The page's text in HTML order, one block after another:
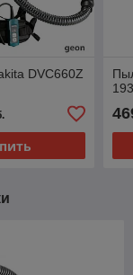
DVC660Z